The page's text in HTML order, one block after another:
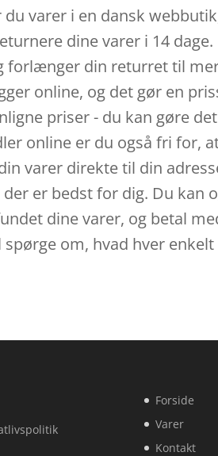
du varer i en dansk
dine varer i 14
forlænger din returret til
online, og det gør en
priser - du kan gøre
online er du også fri for,
varer direkte til din
er bedst for dig. Du kan
dine varer, og betal
spørge om, hvad hver
Forside
Varer
Kontakt